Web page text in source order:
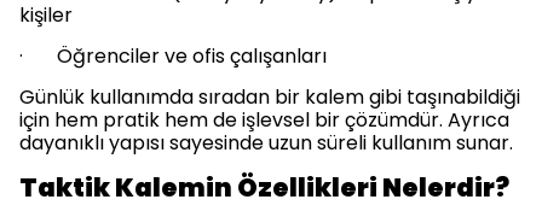
kişiler
· Öğrenciler ve ofis çalışanları
Günlük kullanımda sıradan bir kalem gibi taşınabildiği
için hem pratik hem de işlevsel bir çözümdür. Ayrıca
dayanıklı yapısı sayesinde uzun süreli kullanım sunar.
Taktik Kalemin Özellikleri Nelerdir?